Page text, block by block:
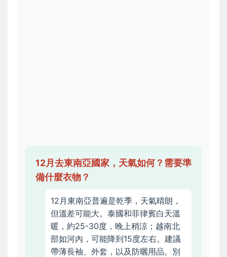
12月去東南亞國家，天氣如何？需要準
備什麼衣物？
12月東南亞普遍是乾季，天氣晴朗，
但溫差可能大。泰國和菲律賓白天溫
暖，約25-30度，晚上稍涼；越南北
部如河內，可能降到15度左右。建議
帶薄長袖、外套，以及防曬用品。別